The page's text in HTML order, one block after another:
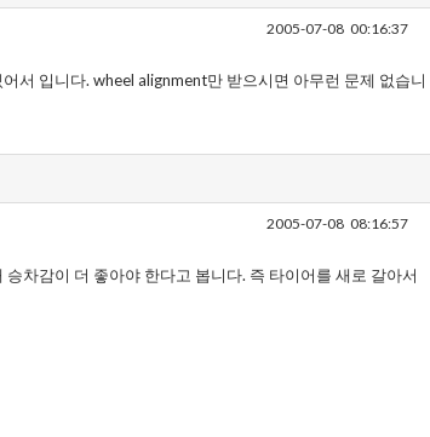
2005-07-08 00:16:37
서 입니다. wheel alignment만 받으시면 아무런 문제 없습니
2005-07-08 08:16:57
차감이 더 좋아야 한다고 봅니다. 즉 타이어를 새로 갈아서